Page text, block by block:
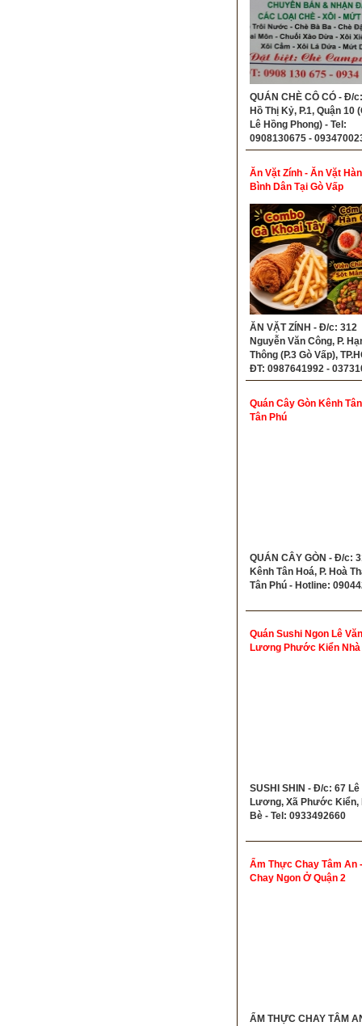
QUÁN CHÈ CÔ CÓ - Đ/
Hồ Thị Kỷ, P.1, Quận 10
Lê Hồng Phong) - Tel:
0908130675 -
Ăn Vặt Zính - Ăn Vặt
Bình Dân Tại Gò Vấp
ĂN VẶT ZÍNH - Đ/c: 312
Nguyễn Văn Công, P.
Thông (P.3 Gò Vấp),
ĐT: 0987641992 -
Quán Cây Gòn Kênh
Tân Phú
QUÁN CÂY GÒN - Đ/c:
Kênh Tân Hoá, P. Hoà
Tân Phú - Hotline:
Quán Sushi Ngon Lê Văn
Lương Phước Kiển Nhà
SUSHI SHIN - Đ/c: 67 Lê
Lương, Xã Phước Kiển,
Bè - Tel: 0933492660
Ẩm Thực Chay Tâm An
Chay Ngon Ở Quận 2
ẨM THỰC CHAY TÂM